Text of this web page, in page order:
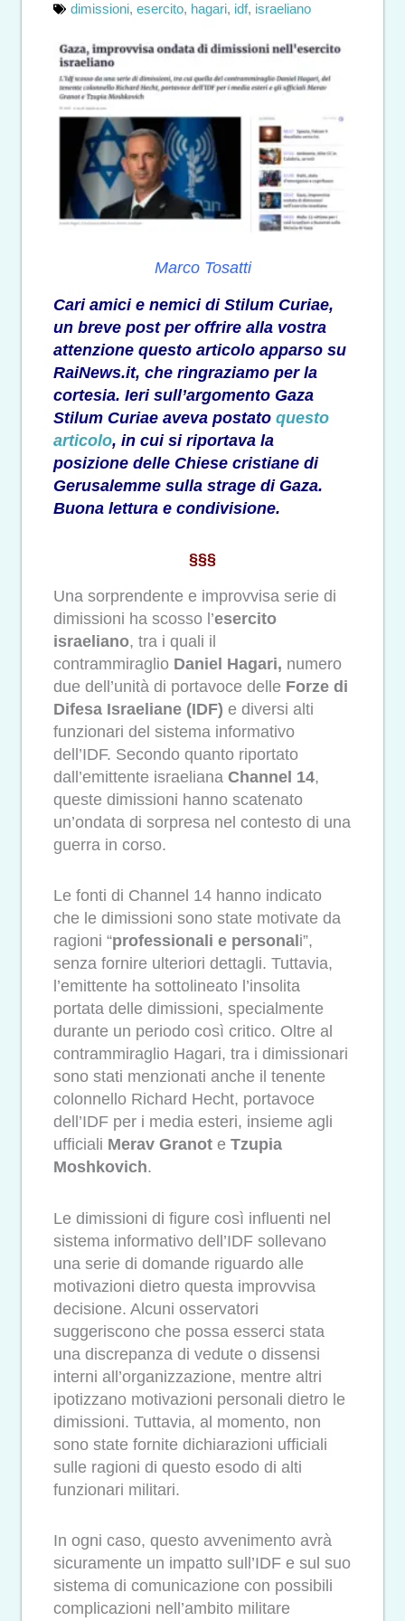
dimissioni, esercito, hagari, idf, israeliano
Marco Tosatti
Cari amici e nemici di Stilum Curiae,
un breve post per offrire alla vostra
attenzione questo articolo apparso su
RaiNews.it, che ringraziamo per la
cortesia. Ieri sull’argomento Gaza
Stilum Curiae aveva postato questo
articolo, in cui si riportava la
posizione delle Chiese cristiane di
Gerusalemme sulla strage di Gaza.
Buona lettura e condivisione.
§§§
Una sorprendente e improvvisa serie di
dimissioni ha scosso l’esercito
israeliano, tra i quali il
contrammiraglio Daniel Hagari, numero
due dell’unità di portavoce delle Forze di
Difesa Israeliane (IDF) e diversi alti
funzionari del sistema informativo
dell’IDF. Secondo quanto riportato
dall’emittente israeliana Channel 14,
queste dimissioni hanno scatenato
un’ondata di sorpresa nel contesto di una
guerra in corso.
Le fonti di Channel 14 hanno indicato
che le dimissioni sono state motivate da
ragioni “professionali e personal i”,
senza fornire ulteriori dettagli. Tuttavia,
l’emittente ha sottolineato l’insolita
portata delle dimissioni, specialmente
durante un periodo così critico. Oltre al
contrammiraglio Hagari, tra i dimissionari
sono stati menzionati anche il tenente
colonnello Richard Hecht, portavoce
dell’IDF per i media esteri, insieme agli
ufficiali Merav Granot e Tzupia
Moshkovich.
Le dimissioni di figure così influenti nel
sistema informativo dell’IDF sollevano
una serie di domande riguardo alle
motivazioni dietro questa improvvisa
decisione. Alcuni osservatori
suggeriscono che possa esserci stata
una discrepanza di vedute o dissensi
interni all’organizzazione, mentre altri
ipotizzano motivazioni personali dietro le
dimissioni. Tuttavia, al momento, non
sono state fornite dichiarazioni ufficiali
sulle ragioni di questo esodo di alti
funzionari militari.
In ogni caso, questo avvenimento avrà
sicuramente un impatto sull’IDF e sul suo
sistema di comunicazione con possibili
complicazioni nell’ambito militare